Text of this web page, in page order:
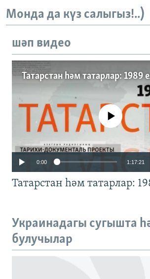
Монда да күз салыгыз!..)
шәп видео
Татарстан һәм татарлар: 1989
No media source currently
0:00 1:17:21
Татарстан һәм татарлар:
Украинадагы сугышта
булучылар